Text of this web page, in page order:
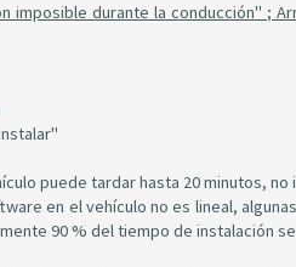
imposible durante la conducción" ;
puede tardar hasta 20 minutos,
en el vehículo no es lineal,
90 % del tiempo de instalación